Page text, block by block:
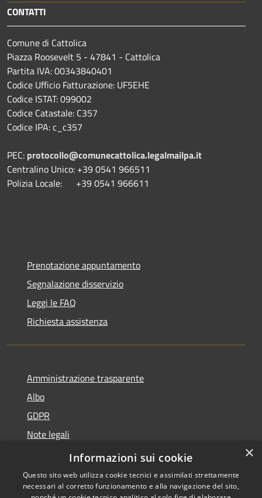
CONTATTI
Comune di Cattolica
Piazza Roosevelt 5 - 47841 - Cattolica
Partita IVA: 00343840401
Codice Ufficio Fatturazione: UF5EHE
Codice ISTAT: 099002
Codice Catastale: C357
Codice IPA: c_c357
PEC: protocollo@comunecattolica.legalmailpa.it
Centralino Unico: +39 0541 966511
Polizia Locale: +39 0541 966611
Prenotazione appuntamento
Segnalazione disservizio
Leggi le FAQ
Richiesta assistenza
Amministrazione trasparente
Albo
GDPR
Note legali
Dichiarazione di accessibilità
×
Informazioni sui cookie
Questo sito web utilizza cookie tecnici e assimilati strettamente
necessari al corretto funzionamento e alla navigazione del sito,